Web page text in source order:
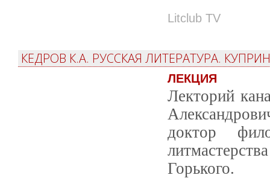
Litclub TV
КЕДРОВ К.А. РУССКАЯ ЛИТЕРАТУРА. КУПРИН
ЛЕКЦИЯ
Лекторий
доктор
Горького.